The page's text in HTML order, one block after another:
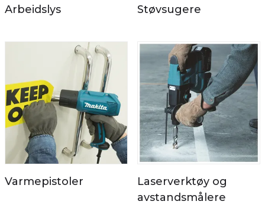
Arbeidslys Støvsugere
Varmepistoler
Laserverktøy og
avstandsmålere